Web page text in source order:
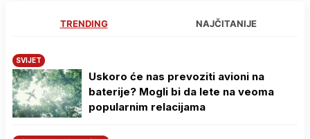
TRENDING NAJČITANIJE
SVIJET
Uskoro će nas prevoziti avioni na
baterije? Mogli bi da lete na veoma
popularnim relacijama